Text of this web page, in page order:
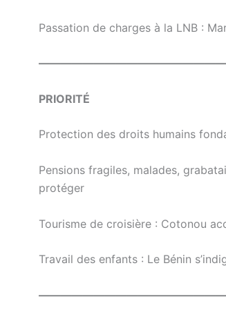
Passation de charges à la LNB :
PRIORITÉ
Protection des droits humains
Pensions fragiles, malades,
protéger
Tourisme de croisière : Cotonou
Travail des enfants : Le Bénin